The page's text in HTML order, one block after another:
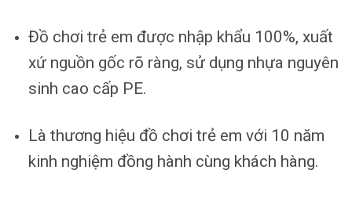
Đồ chơi trẻ em được nhập khẩu 100%, xuất
xứ nguồn gốc rõ ràng, sử dụng nhựa nguyên
sinh cao cấp PE.
Là thương hiệu đồ chơi trẻ em với 10 năm
kinh nghiệm đồng hành cùng khách hàng.